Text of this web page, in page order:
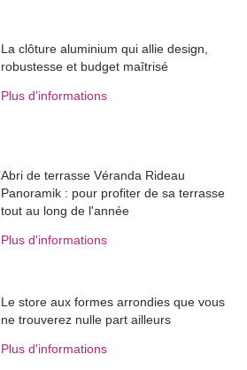
La clôture aluminium qui allie design,
robustesse et budget maîtrisé
Plus d'informations
Abri de terrasse Véranda Rideau
Panoramik : pour profiter de sa terrasse
tout au long de l'année
Plus d'informations
Le store aux formes arrondies que vous
ne trouverez nulle part ailleurs
Plus d'informations